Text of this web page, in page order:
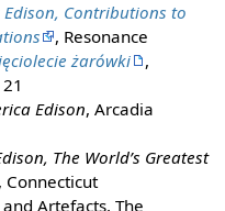
Edison, Contributions to
, Resonance
żarówki
,
Edison, Arcadia
The World’s Greatest
Connecticut
and Artefacts, The